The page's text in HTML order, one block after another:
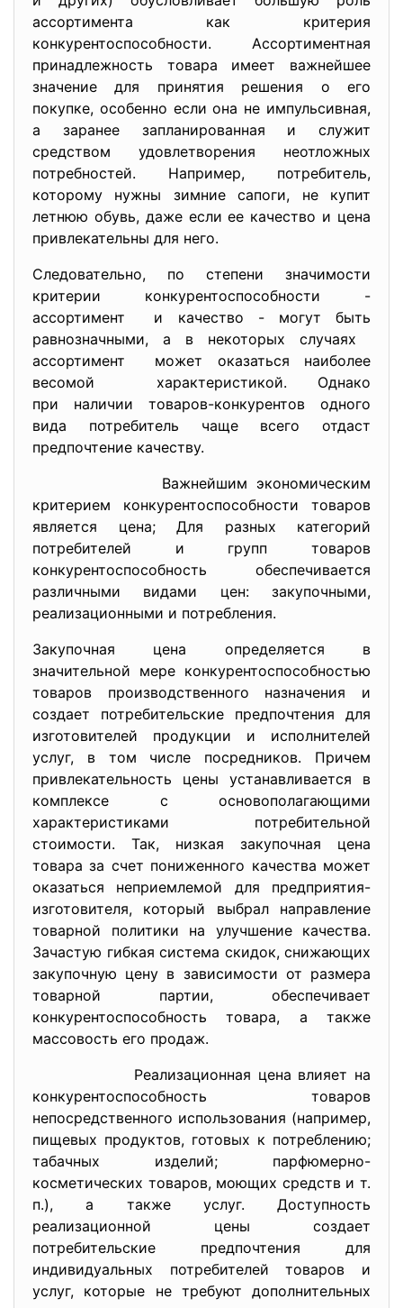
ассортимента как критерия
конкурентоспособности. Ассортиментная
принадлежность товара имеет важнейшее
значение для принятия решения о его
покупке, особенно если она не импульсивная,
а заранее запланированная и служит
средством удовлетворения неотложных
потребностей. Например, потребитель,
которому нужны зимние сапоги, не купит
летнюю обувь, даже если ее качество и цена
привлекательны для него.
Следовательно, по степени значимости
критерии конкурентоспособности -
ассортимент и качество - могут быть
равнозначными, а в некоторых случаях
ассортимент может оказаться наиболее
весомой характеристикой. Однако
при наличии товаров-конкурентов одного
вида потребитель чаще всего отдаст
предпочтение качеству.
Важнейшим экономическим
критерием конкурентоспособности товаров
является цена; Для разных категорий
потребителей и групп товаров
конкурентоспособность обеспечивается
различными видами цен: закупочными,
реализационными и потребления.
Закупочная цена определяется в
значительной мере конкурентоспособностью
товаров производственного назначения и
создает потребительские предпочтения для
изготовителей продукции и исполнителей
услуг, в том числе посредников. Причем
привлекательность цены устанавливается в
комплексе с основополагающими
характеристиками потребительной
стоимости. Так, низкая закупочная цена
товара за счет пониженного качества может
оказаться неприемлемой для предприятия-
изготовителя, который выбрал направление
товарной политики на улучшение качества.
Зачастую гибкая система скидок, снижающих
закупочную цену в зависимости от размера
товарной партии, обеспечивает
конкурентоспособность товара, а также
массовость его продаж.
Реализационная цена влияет на
конкурентоспособность товаров
непосредственного использования (например,
пищевых продуктов, готовых к потреблению;
табачных изделий; парфюмерно-
косметических товаров, моющих средств и т.
п.), а также услуг. Доступность
реализационной цены создает
потребительские предпочтения для
индивидуальных потребителей товаров и
услуг, которые не требуют дополнительных